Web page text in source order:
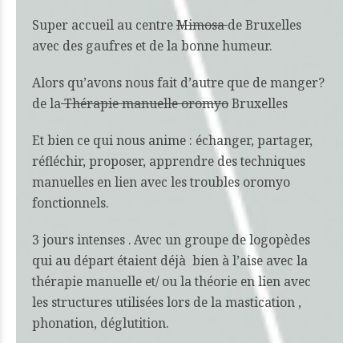
Super accueil au centreMimosade Bruxelles
avec des gaufres et de la bonne humeur.
Alors qu’avons nous fait d’autre que de manger?
de laThérapie manuelle oromyoBruxelles
Et bien ce qui nous anime : échanger, partager,
réfléchir, proposer, apprendre des techniques
manuelles en lien avec les troubles oromyo
fonctionnels.
3 jours intenses . Avec un groupe de logopèdes
qui au départ étaient déjà bien à l’aise avec la
thérapie manuelle et/ ou la théorie en lien avec
les structures utilisées lors de la mastication ,
phonation, déglutition.